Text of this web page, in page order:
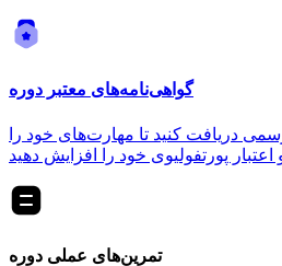
گواهی‌نامه‌های معتبر دوره
دریافت کنید تا مهارت‌های خود را
تمرین‌های عملی دوره